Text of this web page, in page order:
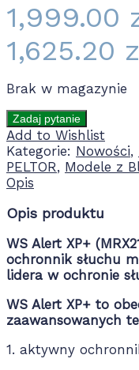
1,999.00
1,625.20
Brak w magazynie
Add to Wishlist
Kategorie: Nowości,
PELTOR, Modele z
Opis
Opis produktu
WS Alert XP+
ochronnik słuchu
lidera w ochronie
WS Alert XP+ to
zaawansowanych
1. aktywny